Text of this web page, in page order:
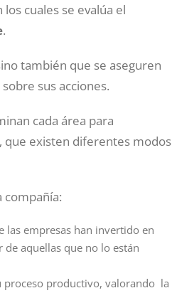
cuales se evalúa el
.
también que se aseguren
sus acciones.
cada área para
que existen diferentes modos
compañía:
las empresas han invertido en
aquellas que no lo están
proceso productivo, valorando la